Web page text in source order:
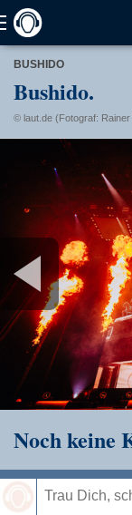
BUSHIDO
Bushido.
© laut.de (Fotograf: Rainer
Noch keine